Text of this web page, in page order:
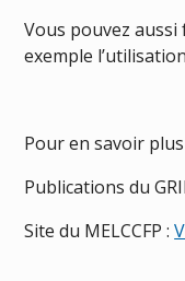
Vous pouvez
exemple
Pour en savoir plus
Publications du
Site du MELCCFP :